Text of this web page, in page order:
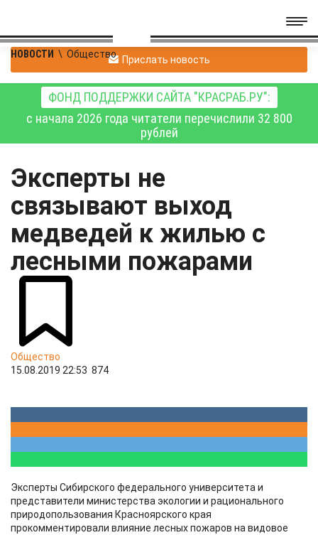
НОВОСТИ \ Общество Прислать новость
ФОНД ПОДДЕРЖКИ САЙТА "КРАСРАБ.РУ":
с начала 2026 года читатели перечислили 32 800
рублей
Эксперты не
связывают выход
медведей к жилью с
лесными пожарами
Общество
15.08.2019 22:53 874
Эксперты Сибирского федерального университета и
представители министерства экологии и рационального
природопользования Красноярского края
прокомментировали влияние лесных пожаров на видовое